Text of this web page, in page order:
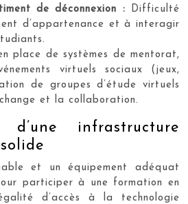
de déconnexion : Difficulté
d’appartenance et à interagir
place de systèmes de mentorat,
virtuels sociaux (jeux,
de groupes d’étude virtuels
et la collaboration.
infrastructure
et un équipement adéquat
participer à une formation en
d’accès à la technologie